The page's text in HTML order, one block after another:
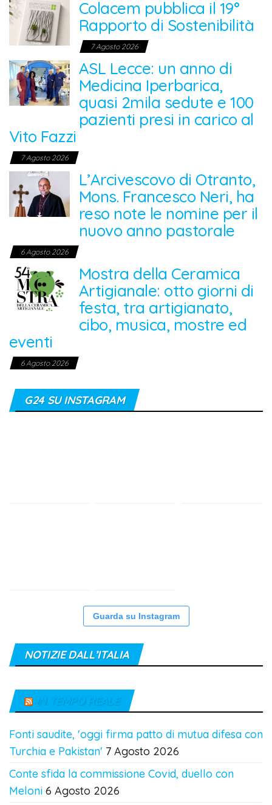
Colacem pubblica il 19°
Rapporto di Sostenibilità
7 Agosto 2026
ASL Lecce: un anno di
Medicina Iperbarica,
quasi 2mila sedute e 100
pazienti presi in carico al
Vito Fazzi
7 Agosto 2026
L’Arcivescovo di Otranto,
Mons. Francesco Neri, ha
reso note le nomine per il
nuovo anno pastorale
6 Agosto 2026
Mostra della Ceramica
Artigianale: otto giorni di
festa, tra artigianato,
cibo, musica, mostre ed
eventi
6 Agosto 2026
G24 SU INSTAGRAM
Guarda su Instagram
NOTIZIE DALL’ITALIA
IN TEMPO REALE
Fonti saudite, 'oggi firma patto di mutua difesa con
Turchia e Pakistan' 7 Agosto 2026
Conte sfida la commissione Covid, duello con
Meloni 6 Agosto 2026